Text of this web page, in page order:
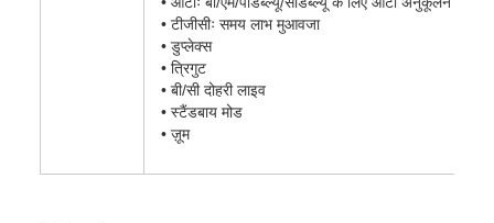
• टीजीसीः समय लाभ मुआवजा
• डुप्लेक्स
• त्रिगुट
• बी/सी दोहरी लाइव
• स्टैंडबाय मोड
• ज़ूम